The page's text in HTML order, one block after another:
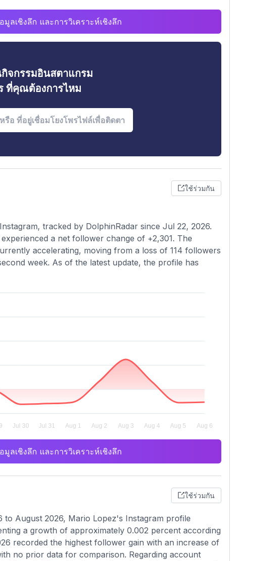
ลเชิงลึก และการวิเคราะห์เชิงลึก
จกรรมอินสตาแกรม
ที่คุณต้องการไหม
ใช้ร่วมกัน
tracked by DolphinRadar since Jul 22, 2026.
a net follower change of +2,301. The
accelerating, moving from a loss of 114 followers
week. As of the latest update, the profile has
ลเชิงลึก และการวิเคราะห์เชิงลึก
ใช้ร่วมกัน
August 2026, Mario Lopez's Instagram profile
a growth of approximately 0.002 percent according
recorded the highest follower gain with an increase of
no prior data for comparison. Regarding account